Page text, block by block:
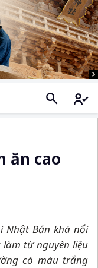
ăn cao
Nhật Bản khá nổi
từ nguyên liệu
có màu trắng